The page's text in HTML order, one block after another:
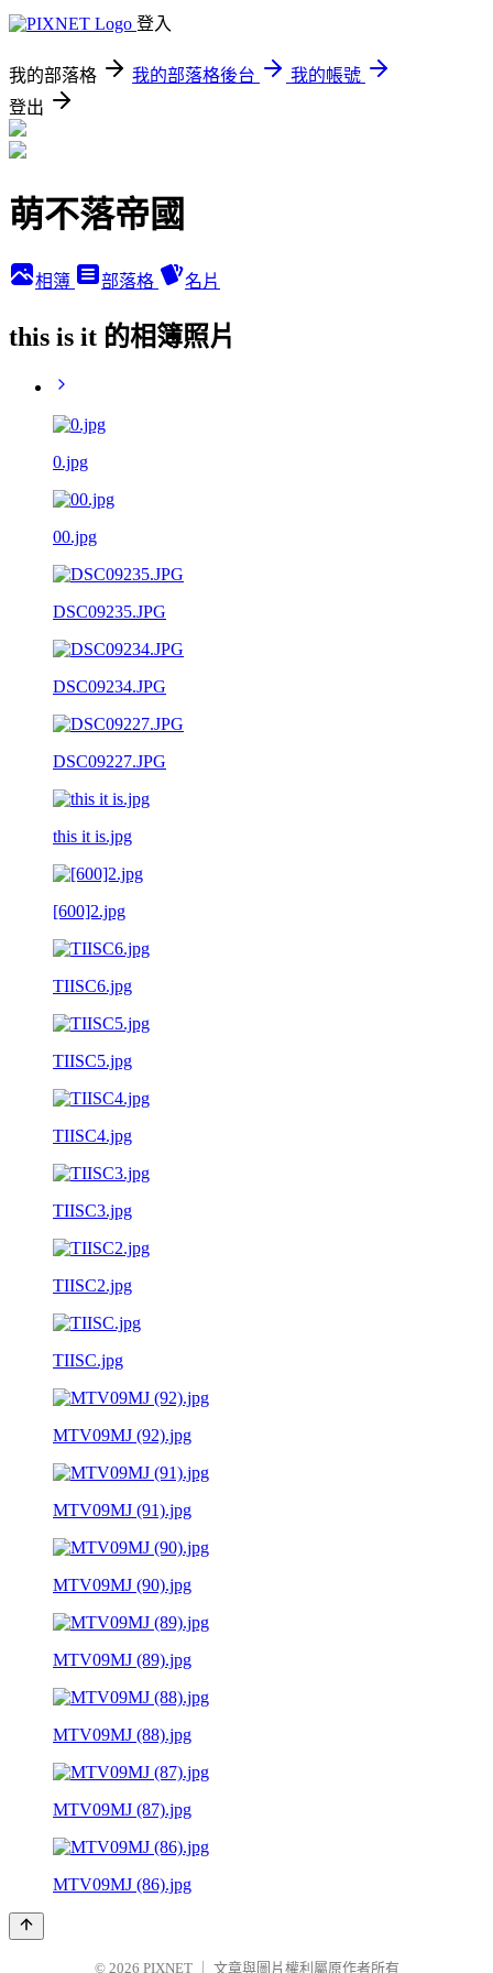
登入
我的部落格 我的部落格後台
我的帳號
登出
萌不落帝國
相簿 部落格 名片
this is it 的相簿照片
0.jpg
00.jpg
DSC09235.JPG
DSC09234.JPG
DSC09227.JPG
this it is.jpg
[600]2.jpg
TIISC6.jpg
TIISC5.jpg
TIISC4.jpg
TIISC3.jpg
TIISC2.jpg
TIISC.jpg
MTV09MJ (92).jpg
MTV09MJ (91).jpg
MTV09MJ (90).jpg
MTV09MJ (89).jpg
MTV09MJ (88).jpg
MTV09MJ (87).jpg
MTV09MJ (86).jpg
© 2026 PIXNET 文章與圖片權利屬原作者所有